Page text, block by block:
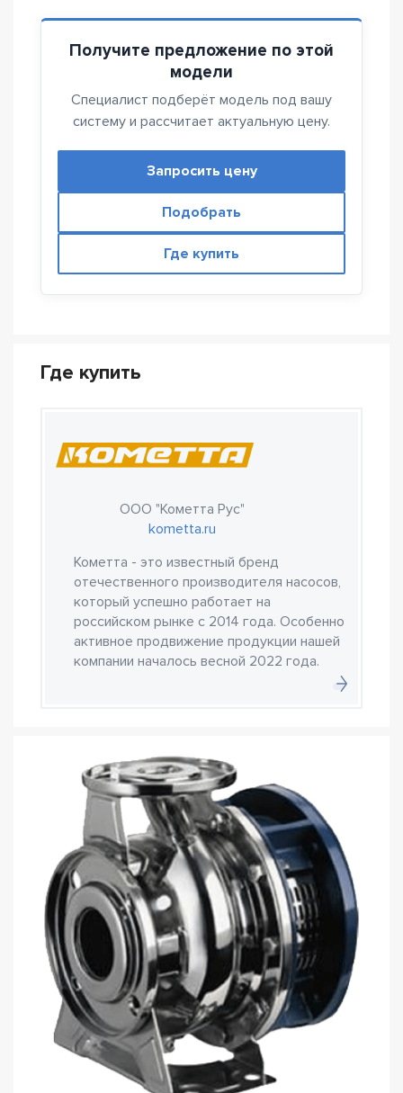
Получите предложение по этой
модели
Специалист подберёт модель под вашу
систему и рассчитает актуальную цену.
Запросить цену
Подобрать
Где купить
Где купить
ООО "Кометта Рус"
kometta.ru
Кометта - это известный бренд
отечественного производителя насосов,
который успешно работает на
российском рынке с 2014 года. Особенно
активное продвижение продукции нашей
компании началось весной 2022 года.